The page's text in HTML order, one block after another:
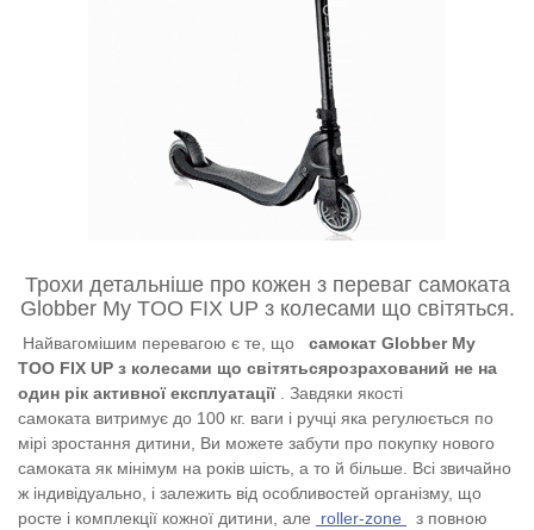
Трохи детальніше про кожен з переваг самоката
Globber My TOO FIX UP з колесами що світяться.
Найвагомішим перевагою є те, що
самокат Globber My
TOO FIX UP з колесами що світятьсярозрахований не на
один рік активної експлуатації
. Завдяки якості
самоката витримує до 100 кг. ваги і ручці яка регулюється по
мірі зростання дитини, Ви можете забути про покупку нового
самоката як мінімум на років шість, а то й більше. Всі звичайно
ж індивідуально, і залежить від особливостей організму, що
росте і комплекції кожної дитини, але
roller-zone
з повною